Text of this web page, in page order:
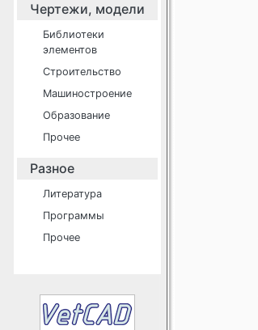
Чертежи, модели
Библиотеки
элементов
Строительство
Машиностроение
Образование
Прочее
Разное
Литература
Программы
Прочее